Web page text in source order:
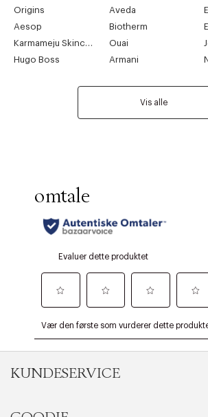
Origins
Aveda
Aesop
Biotherm
Ouai
Hugo Boss
Armani
Vis alle
KUNDESERVICE